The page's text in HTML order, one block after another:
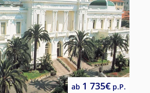
ab 1 735€ p.P.